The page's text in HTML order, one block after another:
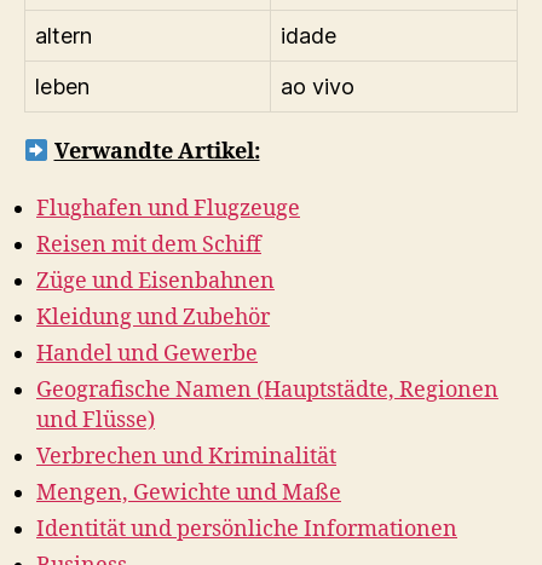
altern
idade
leben
ao vivo
Verwandte Artikel:
Flughafen und Flugzeuge
Reisen mit dem Schiff
Züge und Eisenbahnen
Kleidung und Zubehör
Handel und Gewerbe
Geografische Namen (Hauptstädte, Regionen
und Flüsse)
Verbrechen und Kriminalität
Mengen, Gewichte und Maße
Identität und persönliche Informationen